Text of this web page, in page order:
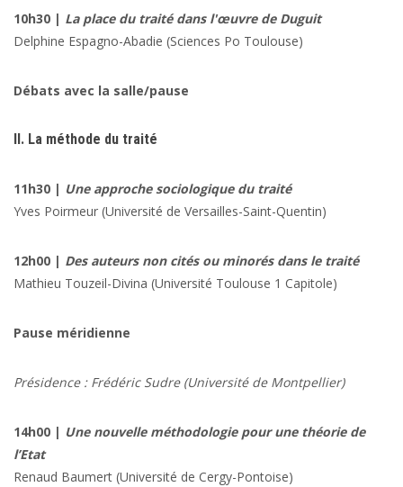
10h30 | La place du traité dans l'œuvre de Duguit
Delphine Espagno-Abadie (Sciences Po Toulouse)
Débats avec la salle/pause
II. La méthode du traité
11h30 | Une approche sociologique du traité
Yves Poirmeur (Université de Versailles-Saint-Quentin)
12h00 | Des auteurs non cités ou minorés dans le traité
Mathieu Touzeil-Divina (Université Toulouse 1 Capitole)
Pause méridienne
Présidence : Frédéric Sudre(Université de Montpellier)
14h00 | Une nouvelle méthodologie pour une théorie de
l’Etat
Renaud Baumert (Université de Cergy-Pontoise)